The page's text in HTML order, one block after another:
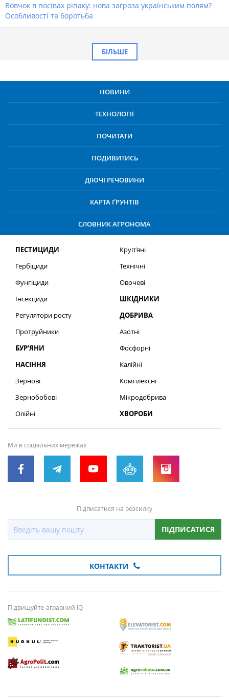
Вовчок в посівах ріпаку: нова загроза українським полям?
Особливості та боротьба
БІЛЬШЕ
НОВИНИ
ТЕХНОЛОГІЇ
ПОЧИТАТИ
ПОДИВИТИСЬ
ДІЮЧІ РЕЧОВИНИ
КАРТА ҐРУНТІВ
СЛОВНИК АГРОНОМА
ПЕСТИЦИДИ
Гербіциди
Фунгіциди
Інсекциди
Регулятори росту
Протруйники
БУР’ЯНИ
НАСІННЯ
Зернові
Зернобобові
Олійні
Круп’яні
Технічні
Овочеві
ШКІДНИКИ
ДОБРИВА
Азотні
Фосфорні
Калійні
Комплексні
Мікродобрива
ХВОРОБИ
Ми в соціальних мережах
Підписатися на розсилку
ПІДПИСАТИСЯ
КОНТАКТИ
Підвищуйте аграрний IQ